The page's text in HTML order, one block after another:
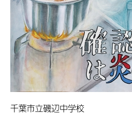
千葉市立磯辺中学校